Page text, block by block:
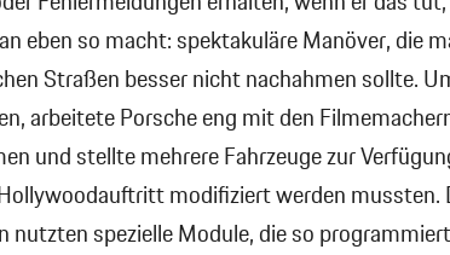
eben so macht: spektakuläre Manöver, die
Straßen besser nicht nachahmen sollte.
arbeitete Porsche eng mit den
und stellte mehrere Fahrzeuge zur
modifiziert werden mussten.
nutzten spezielle Module, die so